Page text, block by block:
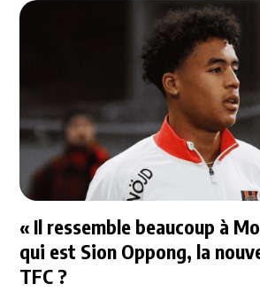
« Il ressemble beaucoup à
qui est Sion Oppong, la
TFC ?